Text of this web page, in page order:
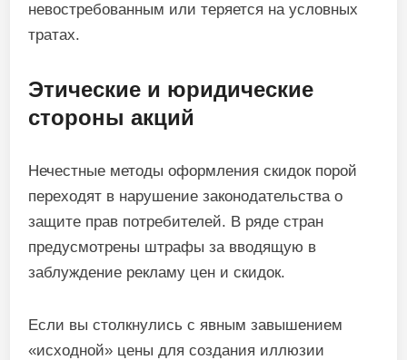
невостребованным или теряется на условных
тратах.
Этические и юридические
стороны акций
Нечестные методы оформления скидок порой
переходят в нарушение законодательства о
защите прав потребителей. В ряде стран
предусмотрены штрафы за вводящую в
заблуждение рекламу цен и скидок.
Если вы столкнулись с явным завышением
«исходной» цены для создания иллюзии